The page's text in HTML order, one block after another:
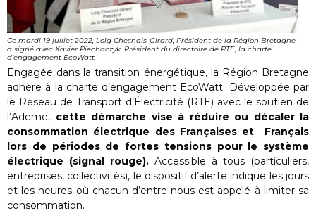
Ce mardi 19 juillet 2022, Loïg Chesnais-Girard, Président de la Région Bretagne,
a signé avec Xavier Piechaczyk, Président du directoire de RTE, la charte
d’engagement EcoWatt,
Engagée dans la transition énergétique, la Région Bretagne
adhère à la charte d’engagement EcoWatt. Développée par
le Réseau de Transport d’Électricité (RTE) avec le soutien de
l’Ademe, cette démarche vise à réduire ou décaler la
consommation électrique des Françaises et Français
lors de périodes de fortes tensions pour le système
électrique (signal rouge). Accessible à tous (particuliers,
entreprises, collectivités), le dispositif d’alerte indique les jours
et les heures où chacun d’entre nous est appelé à limiter sa
consommation.